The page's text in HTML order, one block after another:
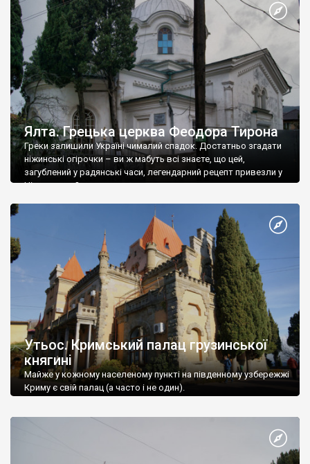
Ялта. Грецька церква Феодора Тирона
Греки залишили Україні чималий спадок. Достатньо згадати
ніжинські огірочки – ви ж мабуть всі знаєте, що цей,
загублений у радянські часи, легендарний рецепт привезли у
Ніжин греки?
Утьос. Кримський палац грузинської
княгині
Майже у кожному населеному пункті на південному узбережжі
Криму є свій палац (а часто і не один).